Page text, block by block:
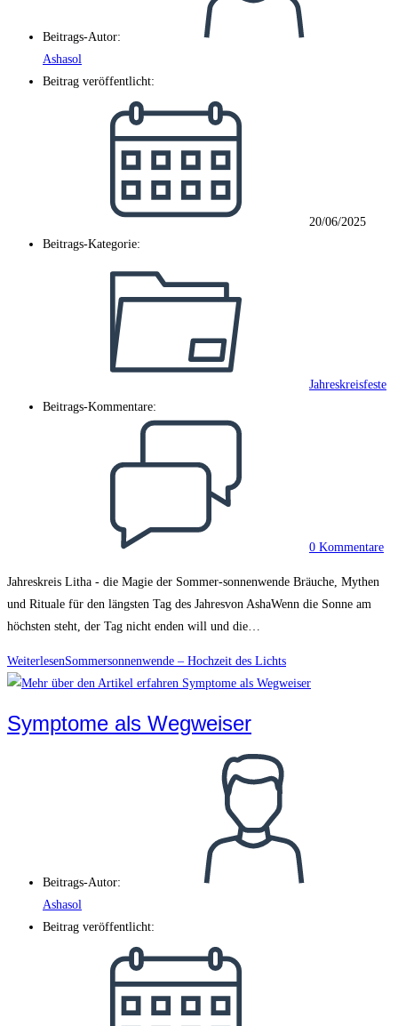
Beitrags-Autor:
Ashasol
Beitrag veröffentlicht:
20/06/2025
Beitrags-Kategorie:
Jahreskreisfeste
Beitrags-Kommentare:
0 Kommentare
Jahreskreis Litha - die Magie der Sommer-sonnenwende Bräuche, Mythen
und Rituale für den längsten Tag des Jahresvon AshaWenn die Sonne am
höchsten steht, der Tag nicht enden will und die…
WeiterlesenSommersonnenwende – Hochzeit des Lichts
Symptome als Wegweiser
Beitrags-Autor:
Ashasol
Beitrag veröffentlicht: